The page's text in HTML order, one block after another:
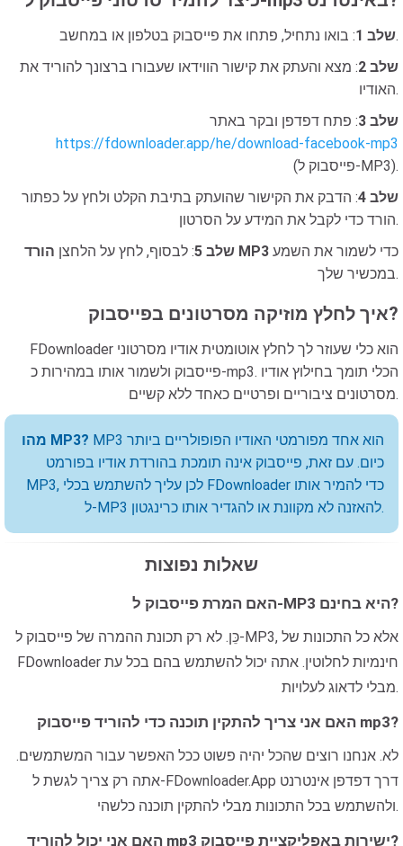
שלב 1: בואו נתחיל, פתחו את פייסבוק בטלפון או במחשב.
שלב 2
: מצא והעתק את קישור הווידאו שעבורו ברצונך להוריד את
האודיו.
שלב 3
: פתח דפדפן ובקר באתר
https://fdownloader.app/he/download-facebook-mp3
(פייסבוק ל-MP3).
שלב 4
: הדבק את הקישור שהועתק בתיבת הקלט ולחץ על כפתור
הורד כדי לקבל את המידע על הסרטון.
שלב 5
: לבסוף, לחץ על הלחצן הורד MP3
במכשיר שלך.
איך לחלץ מוזיקה מסרטונים בפייסבוק?
FDownloader הוא כלי שעוזר לך לחלץ אוטומטית אודיו מסרטוני
פייסבוק ולשמור אותו במהירות כ-mp3. הכלי תומך בחילוץ אודיו
מסרטונים ציבוריים ופרטיים כאחד ללא קשיים.
מהו MP3? MP3 הוא אחד מפורמטי האודיו הפופולריים ביותר
כיום. עם זאת, פייסבוק אינה תומכת בהורדת אודיו בפורמט
MP3, לכן עליך להשתמש בכלי FDownloader כדי להמיר אותו
ל-MP3 להאזנה לא מקוונת או להגדיר אותו כרינגטון.
שאלות נפוצות
האם המרת פייסבוק ל-MP3 היא בחינם?
כֵּן. לא רק תכונת ההמרה של פייסבוק ל-MP3, אלא כל התכונות של
FDownloader חינמיות לחלוטין. אתה יכול להשתמש בהם בכל עת
מבלי לדאוג לעלויות.
האם אני צריך להתקין תוכנה כדי להוריד פייסבוק mp3?
לא. אנחנו רוצים שהכל יהיה פשוט ככל האפשר עבור המשתמשים.
אתה רק צריך לגשת ל-FDownloader.App דרך דפדפן אינטרנט
ולהשתמש בכל התכונות מבלי להתקין תוכנה כלשהי.
האם אני יכול להוריד mp3 ישירות באפליקציית פייסבוק?